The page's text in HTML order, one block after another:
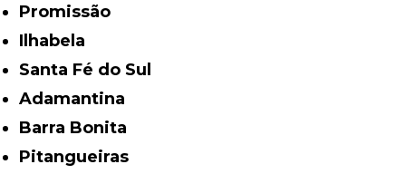
Promissão
Ilhabela
Santa Fé do Sul
Adamantina
Barra Bonita
Pitangueiras